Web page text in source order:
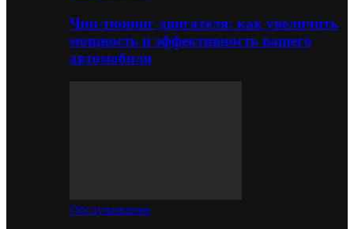
Чип-тюнинг двигателя: как увеличить
мощность и эффективность вашего
автомобиля
Обслуживание